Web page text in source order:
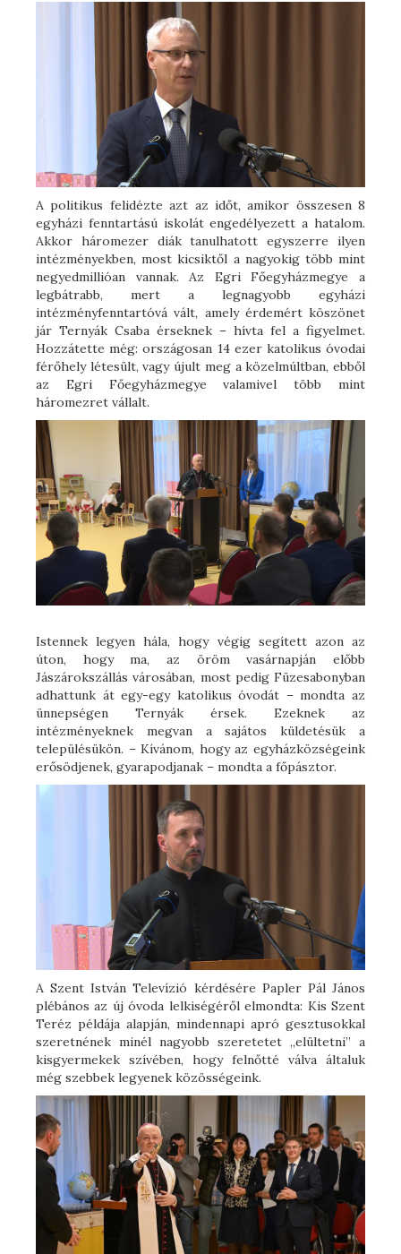
A politikus felidézte azt az időt, amikor összesen 8
egyházi fenntartású iskolát engedélyezett a hatalom.
Akkor háromezer diák tanulhatott egyszerre ilyen
intézményekben, most kicsiktől a nagyokig több mint
negyedmillióan vannak. Az Egri Főegyházmegye a
legbátrabb, mert a legnagyobb egyházi
intézményfenntartóvá vált, amely érdemért köszönet
jár Ternyák Csaba érseknek – hívta fel a figyelmet.
Hozzátette még: országosan 14 ezer katolikus óvodai
férőhely létesült, vagy újult meg a közelmúltban, ebből
az Egri Főegyházmegye valamivel több mint
háromezret vállalt.
Istennek legyen hála, hogy végig segített azon az
úton, hogy ma, az öröm vasárnapján előbb
Jászárokszállás városában, most pedig Füzesabonyban
adhattunk át egy-egy katolikus óvodát – mondta az
ünnepségen Ternyák érsek. Ezeknek az
intézményeknek megvan a sajátos küldetésük a
településükön. – Kívánom, hogy az egyházközségeink
erősödjenek, gyarapodjanak – mondta a főpásztor.
A Szent István Televízió kérdésére Papler Pál János
plébános az új óvoda lelkiségéről elmondta: Kis Szent
Teréz példája alapján, mindennapi apró gesztusokkal
szeretnének minél nagyobb szeretetet „elültetni” a
kisgyermekek szívében, hogy felnőtté válva általuk
még szebbek legyenek közösségeink.